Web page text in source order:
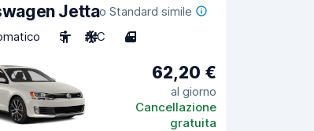
Jettao Standard simile
5 A/C 4
62,20 €
al giorno
Cancellazione
gratuita